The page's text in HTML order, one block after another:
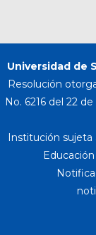
Universidad de
Resolución
No. 6216 del 22
Institución